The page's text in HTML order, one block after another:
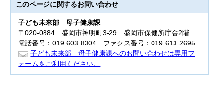
このページに関するお問い合わせ
子ども未来部母子健康課
〒020-0884 盛岡市神明町3-29 盛岡市保健所庁舎2階
電話番号：019-603-8304 ファクス番号：019-613-2695
子ども未来部 母子健康課へのお問い合わせは専用フ
ォームをご利用ください。